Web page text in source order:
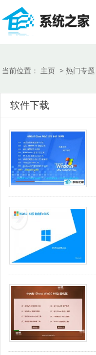
当前位置： 主页 > 热门专题
软件下载